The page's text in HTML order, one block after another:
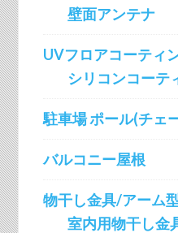
壁面アンテナ
UVフロアコーティ
シリコンコーテ
駐車場 ポール(チェ
バルコニー屋根
物干し金具/アーム
室内用物干し金